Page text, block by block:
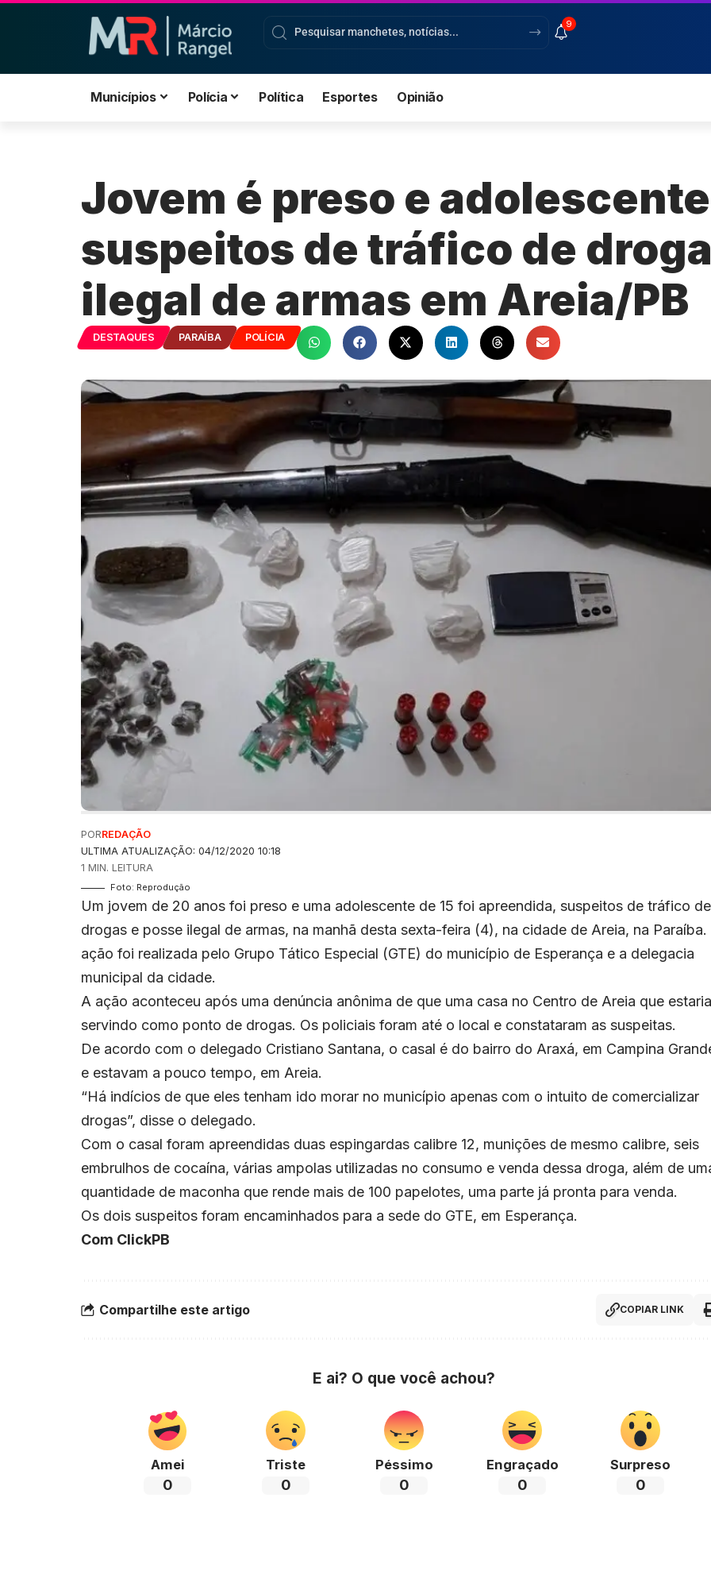
9
Municípios Polícia Política Esportes Opinião
Jovem é preso e
suspeitos de tráfico de
ilegal de armas em Areia/PB
DESTAQUES PARAÍBA POLÍCIA
ULTIMA ATUALIZAÇÃO: 04/12/2020 10:18
PORREDAÇÃO
1 MIN. LEITURA
Foto: Reprodução
Um jovem de 20 anos foi preso e uma adolescente de 15 foi apreendida, suspeitos de tráfico de
drogas e posse ilegal de armas, na manhã desta sexta-feira (4), na cidade de Areia, na Paraíba.
ação foi realizada pelo Grupo Tático Especial (GTE) do município de Esperança e a delegacia
municipal da cidade.
A ação aconteceu após uma denúncia anônima de que uma casa no Centro de Areia que estaria
servindo como ponto de drogas. Os policiais foram até o local e constataram as suspeitas.
De acordo com o delegado Cristiano Santana, o casal é do bairro do Araxá, em Campina
e estavam a pouco tempo, em Areia.
“Há indícios de que eles tenham ido morar no município apenas com o intuito de comercializar
drogas”, disse o delegado.
Com o casal foram apreendidas duas espingardas calibre 12, munições de mesmo calibre, seis
embrulhos de cocaína, várias ampolas utilizadas no consumo e venda dessa droga, além de
quantidade de maconha que rende mais de 100 papelotes, uma parte já pronta para venda.
Os dois suspeitos foram encaminhados para a sede do GTE, em Esperança.
Com ClickPB
Compartilhe este artigo COPIAR LINK
E ai? O que você achou?
Amei
0
Triste
0
Péssimo
0
Engraçado
0
Surpreso
0